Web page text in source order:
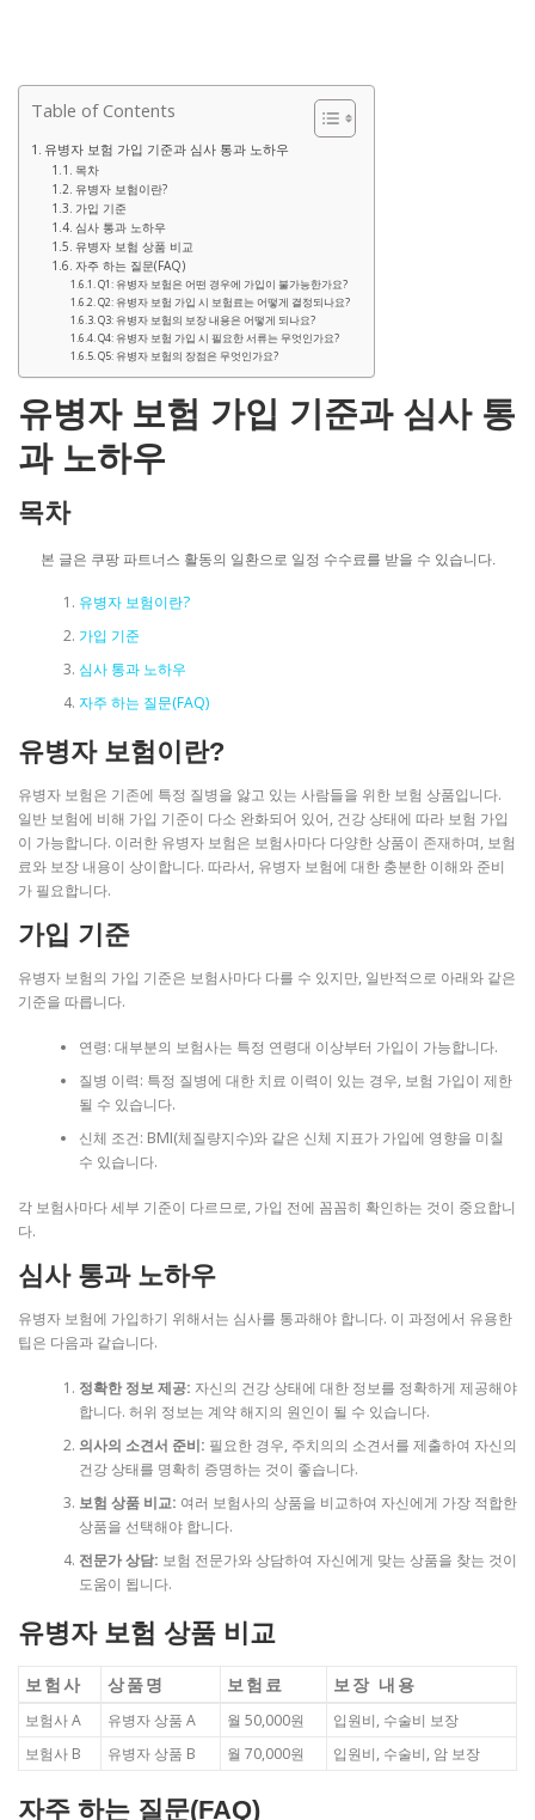
Table of Contents
유병자 보험 가입 기준과 심사 통과 노하우
목차
유병자 보험이란?
가입 기준
심사 통과 노하우
유병자 보험 상품 비교
자주 하는 질문(FAQ)
Q1: 유병자 보험은 어떤 경우에 가입이 불가능한가요?
Q2: 유병자 보험 가입 시 보험료는 어떻게 결정되나요?
Q3: 유병자 보험의 보장 내용은 어떻게 되나요?
Q4: 유병자 보험 가입 시 필요한 서류는 무엇인가요?
Q5: 유병자 보험의 장점은 무엇인가요?
유병자 보험 가입 기준과 심사 통
과 노하우
목차
본 글은 쿠팡 파트너스 활동의 일환으로 일정 수수료를 받을 수 있습니다.
유병자 보험이란?
가입 기준
심사 통과 노하우
자주 하는 질문(FAQ)
유병자 보험이란?
유병자 보험은 기존에 특정 질병을 앓고 있는 사람들을 위한 보험 상품입니다.
일반 보험에 비해 가입 기준이 다소 완화되어 있어, 건강 상태에 따라 보험 가입
이 가능합니다. 이러한 유병자 보험은 보험사마다 다양한 상품이 존재하며, 보험
료와 보장 내용이 상이합니다. 따라서, 유병자 보험에 대한 충분한 이해와 준비
가 필요합니다.
가입 기준
유병자 보험의 가입 기준은 보험사마다 다를 수 있지만, 일반적으로 아래와 같은
기준을 따릅니다.
연령: 대부분의 보험사는 특정 연령대 이상부터 가입이 가능합니다.
질병 이력: 특정 질병에 대한 치료 이력이 있는 경우, 보험 가입이 제한
될 수 있습니다.
신체 조건: BMI(체질량지수)와 같은 신체 지표가 가입에 영향을 미칠
수 있습니다.
각 보험사마다 세부 기준이 다르므로, 가입 전에 꼼꼼히 확인하는 것이 중요합니
다.
심사 통과 노하우
유병자 보험에 가입하기 위해서는 심사를 통과해야 합니다. 이 과정에서 유용한
팁은 다음과 같습니다.
정확한 정보 제공: 자신의 건강 상태에 대한 정보를 정확하게 제공해야
합니다. 허위 정보는 계약 해지의 원인이 될 수 있습니다.
의사의 소견서 준비: 필요한 경우, 주치의의 소견서를 제출하여 자신의
건강 상태를 명확히 증명하는 것이 좋습니다.
보험 상품 비교: 여러 보험사의 상품을 비교하여 자신에게 가장 적합한
상품을 선택해야 합니다.
전문가 상담: 보험 전문가와 상담하여 자신에게 맞는 상품을 찾는 것이
도움이 됩니다.
유병자 보험 상품 비교
보험사 상품명 보험료 보장 내용
보험사 A 유병자 상품 A 월 50,000원
입원비, 수술비 보장
보험사 B
유병자 상품 B 월 70,000원 입원비, 수술비, 암 보장
자주 하는 질문(FAQ)